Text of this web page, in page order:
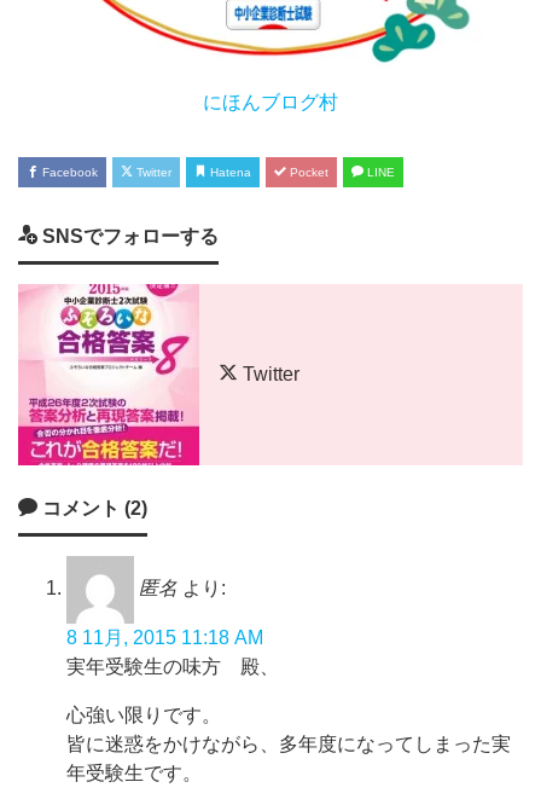
にほんブログ村
Facebook Twitter Hatena Pocket LINE
SNSでフォローする
Twitter
コメント (2)
匿名 より:
8 11月, 2015 11:18 AM
実年受験生の味方 殿、
心強い限りです。
皆に迷惑をかけながら、多年度になってしまった実
年受験生です。